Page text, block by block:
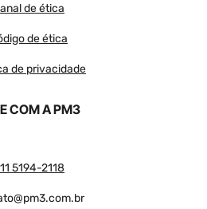
de ética
de ética
de privacidade
COM A PM3
5194-2118